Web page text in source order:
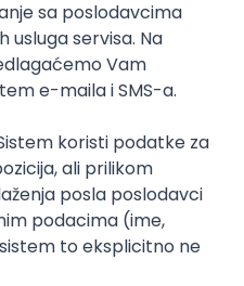
@
RADA
dana u tvom